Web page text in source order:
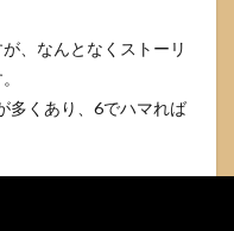
、なんとなくストーリ
多くあり、6でハマれば